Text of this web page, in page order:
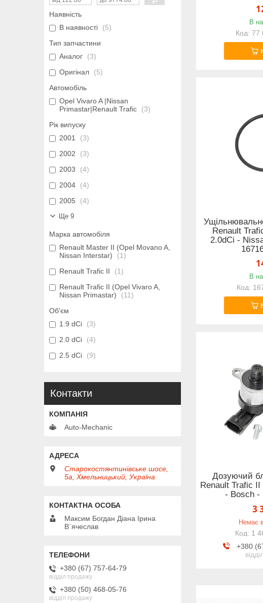
В
77
Renault
2.0dCi -
В
Дозуючий
Renault Trafic
- Bosch -
3
Немає
1
+380
Наявність
В наявності
5
Тип запчастини
Аналог
3
Оригінал
5
Автомобіль
Opel Vivaro A |Nissan
Primastar|Renault Trafic
3
Рік випуску
2001
3
2002
3
2003
4
2004
4
2005
4
Ще 9
Марка автомобіля
Renault Master II (Opel Movano A,
Nissan Interstar)
1
Renault Trafic II
1
Renault Trafic II (Opel Vivaro A,
Nissan Primastar)
11
Об'єм
1.9 dCi
3
2.0 dCi
4
2.5 dCi
9
Контакти
Auto-Mechanic
Старокостянтинівське шосе,
5а, Хмельницький, Україна
Максим Богдан Діана Ірина
В`ячеслав
+380 (67) 757-64-79
відділ продажу
+380 (50) 468-05-76
відділ продажу